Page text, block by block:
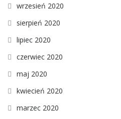
wrzesień 2020
sierpień 2020
lipiec 2020
czerwiec 2020
maj 2020
kwiecień 2020
marzec 2020